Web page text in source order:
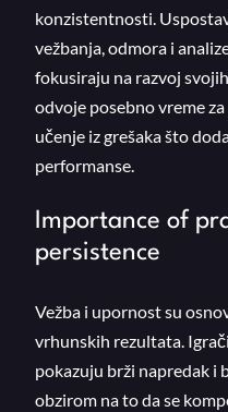
konzistentnosti.
vežbanja, odmora i
fokusiraju na razvoj
odvoje posebno vreme
učenje iz grešaka što
performanse.
Importance of
persistence
Vežba i upornost su
vrhunskih rezultata.
pokazuju brži napredak i
obzirom na to da se